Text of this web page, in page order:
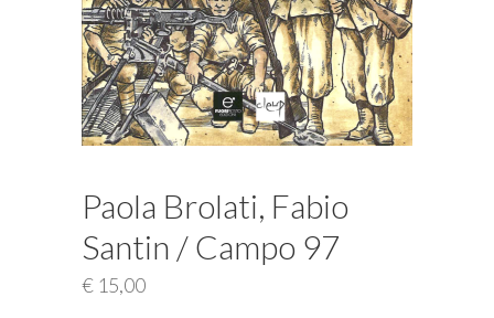
Paola Brolati, Fabio
Santin / Campo 97
€ 15,00